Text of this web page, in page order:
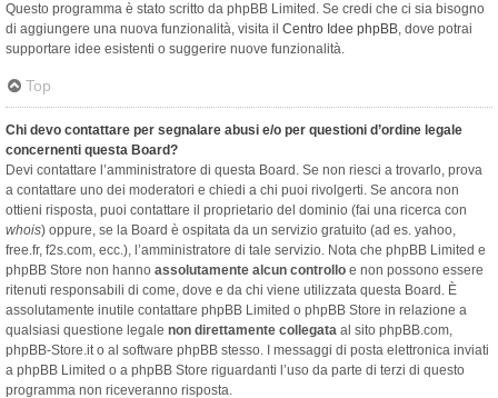
Questo programma è stato scritto da phpBB Limited. Se credi che ci sia bisogno
di aggiungere una nuova funzionalità, visita il Centro Idee phpBB, dove potrai
supportare idee esistenti o suggerire nuove funzionalità.
Top
Chi devo contattare per segnalare abusi e/o per questioni d’ordine legale
concernenti questa Board?
Devi contattare l’amministratore di questa Board. Se non riesci a trovarlo, prova
a contattare uno dei moderatori e chiedi a chi puoi rivolgerti. Se ancora non
ottieni risposta, puoi contattare il proprietario del dominio (fai una ricerca con
whois) oppure, se la Board è ospitata da un servizio gratuito (ad es. yahoo,
free.fr, f2s.com, ecc.), l’amministratore di tale servizio. Nota che phpBB Limited e
phpBB Store non hanno assolutamente alcun controllo e non possono essere
ritenuti responsabili di come, dove e da chi viene utilizzata questa Board. È
assolutamente inutile contattare phpBB Limited o phpBB Store in relazione a
qualsiasi questione legale non direttamente collegata al sito phpBB.com,
phpBB-Store.it o al software phpBB stesso. I messaggi di posta elettronica inviati
a phpBB Limited o a phpBB Store riguardanti l’uso da parte di terzi di questo
programma non riceveranno risposta.